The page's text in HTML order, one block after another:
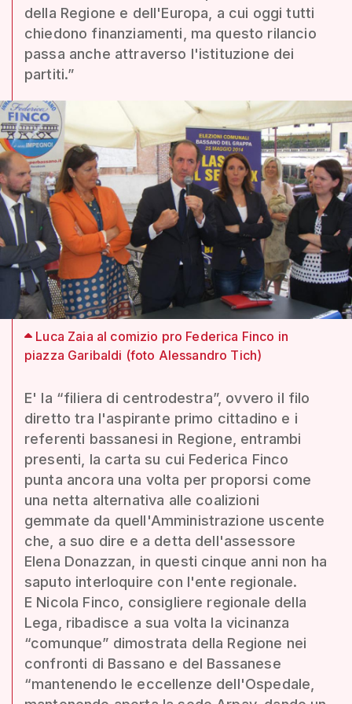
della Regione e dell'Europa, a cui oggi tutti
chiedono finanziamenti, ma questo rilancio
passa anche attraverso l'istituzione dei
partiti.”
Luca Zaia al comizio pro Federica Finco in
piazza Garibaldi (foto Alessandro Tich)
E' la “filiera di centrodestra”, ovvero il filo
diretto tra l'aspirante primo cittadino e i
referenti bassanesi in Regione, entrambi
presenti, la carta su cui Federica Finco
punta ancora una volta per proporsi come
una netta alternativa alle coalizioni
gemmate da quell'Amministrazione uscente
che, a suo dire e a detta dell'assessore
Elena Donazzan, in questi cinque anni non ha
saputo interloquire con l'ente regionale.
E Nicola Finco, consigliere regionale della
Lega, ribadisce a sua volta la vicinanza
“comunque” dimostrata della Regione nei
confronti di Bassano e del Bassanese
“mantenendo le eccellenze dell'Ospedale,